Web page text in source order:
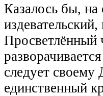
Казалось бы, на
Просветлённый
следует
единственный